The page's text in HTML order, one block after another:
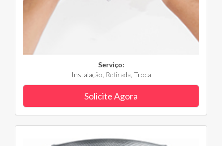
Serviço:
Instalação, Retirada, Troca
Solicite Agora